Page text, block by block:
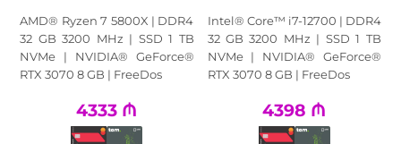
AMD® Ryzen 7 5800X | DDR4
32 GB 3200 MHz | SSD 1 TB
NVMe | NVIDIA® GeForce®
RTX 3070 8 GB | FreeDos
4333 ₼
Intel® Core™ i7-12700 | DDR4
32 GB 3200 MHz | SSD 1 TB
NVMe | NVIDIA® GeForce®
RTX 3070 8 GB | FreeDos
4398 ₼